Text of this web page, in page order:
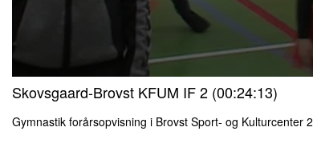
seconds
0
seconds
Skovsgaard-Brovst KFUM IF 2 (00:24:13)
Gymnastik forårsopvisning i Brovst Sport- og Kulturcenter 2